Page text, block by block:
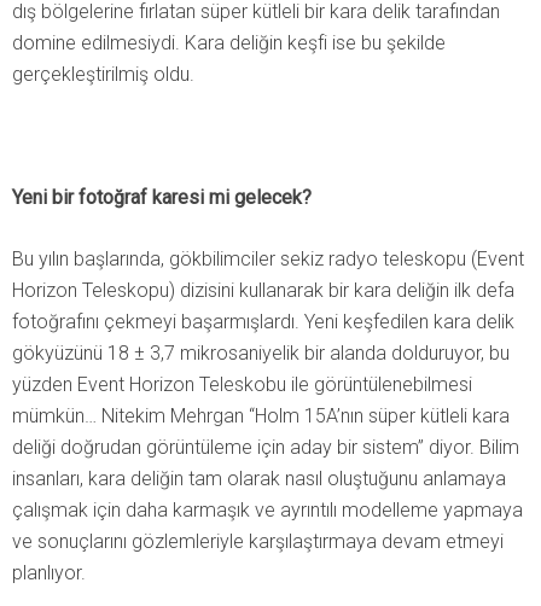
dış bölgelerine fırlatan süper kütleli bir kara delik tarafından
domine edilmesiydi. Kara deliğin keşfi ise bu şekilde
gerçekleştirilmiş oldu.
Yeni bir fotoğraf karesi mi gelecek?
Bu yılın başlarında, gökbilimciler sekiz radyo teleskopu (Event
Horizon Teleskopu) dizisini kullanarak bir kara deliğin ilk defa
fotoğrafını çekmeyi başarmışlardı. Yeni keşfedilen kara delik
gökyüzünü 18 ± 3,7 mikrosaniyelik bir alanda dolduruyor, bu
yüzden Event Horizon Teleskobu ile görüntülenebilmesi
mümkün… Nitekim Mehrgan “Holm 15A’nın süper kütleli kara
deliği doğrudan görüntüleme için aday bir sistem” diyor. Bilim
insanları, kara deliğin tam olarak nasıl oluştuğunu anlamaya
çalışmak için daha karmaşık ve ayrıntılı modelleme yapmaya
ve sonuçlarını gözlemleriyle karşılaştırmaya devam etmeyi
planlıyor.